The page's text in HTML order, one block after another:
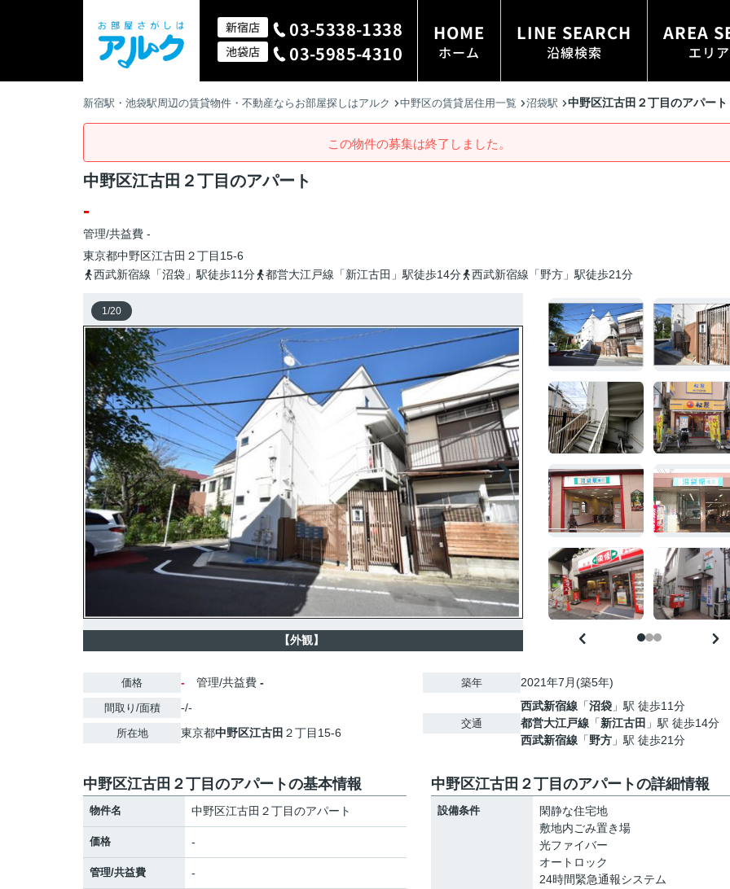
新宿店 03-5338-1338
池袋店 03-5985-4310
HOME
ホーム
LINE SEARCH
沿線検索
AREA
エリ
新宿駅・池袋駅周辺の賃貸物件・不動産ならお部屋探しはアルク 中野区の賃貸居住用一覧 沼袋駅 中野区江古田２丁目のアパート
この物件の募集は終了しました。
中野区江古田２丁目のアパート
-
管理/共益費 -
東京都中野区江古田 ２丁目15-6
西武新宿線「沼袋」駅徒歩11分
都営大江戸線「新江古田」駅徒歩14分 西武新宿線「野方」駅徒歩21分
1/20
【外観】
価格 - 管理/共益費 -
間取り/面積 -/-
所在地 東京都中野区江古田 ２丁目15-6
築年 2021年7月(築5年)
交通
西武新宿線 「沼袋 」駅 徒歩11分
都営大江戸線 「新江古田 」駅 徒歩14分
西武新宿線 「野方 」駅 徒歩21分
中野区江古田２丁目のアパートの基本情報
物件名 中野区江古田２丁目のアパート
価格 -
管理/共益費 -
中野区江古田２丁目のアパートの詳細情報
設備条件
閑静な住宅地
敷地内ごみ置き場
光ファイバー
オートロック
24時間緊急通報システム